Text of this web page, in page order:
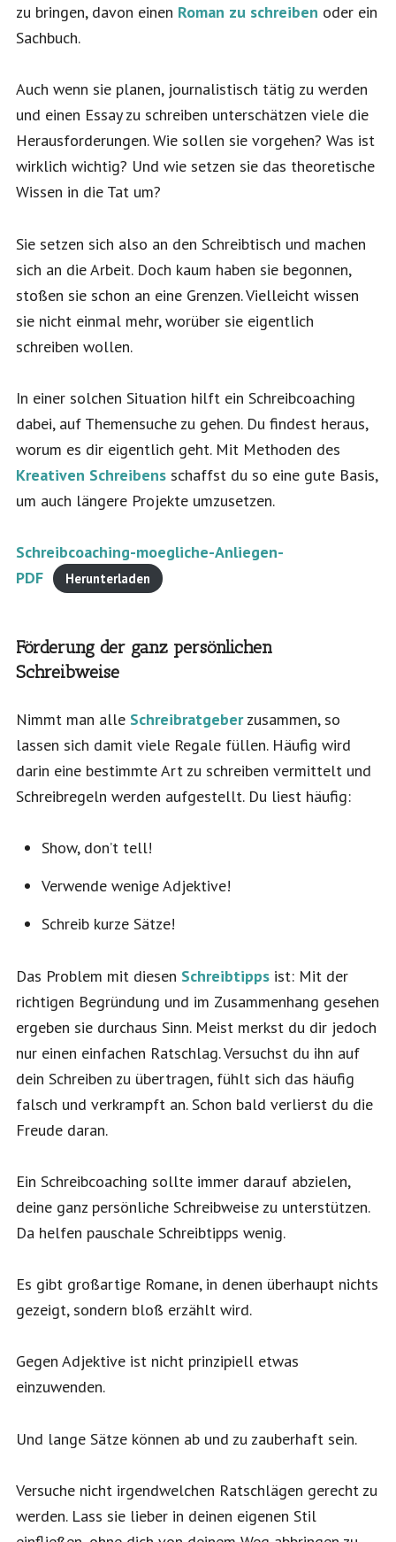
zu bringen, davon einen Roman zu schreiben oder ein
Sachbuch.
Auch wenn sie planen, journalistisch tätig zu werden
und einen Essay zu schreiben unterschätzen viele die
Herausforderungen. Wie sollen sie vorgehen? Was ist
wirklich wichtig? Und wie setzen sie das theoretische
Wissen in die Tat um?
Sie setzen sich also an den Schreibtisch und machen
sich an die Arbeit. Doch kaum haben sie begonnen,
stoßen sie schon an eine Grenzen. Vielleicht wissen
sie nicht einmal mehr, worüber sie eigentlich
schreiben wollen.
In einer solchen Situation hilft ein Schreibcoaching
dabei, auf Themensuche zu gehen. Du findest heraus,
worum es dir eigentlich geht. Mit Methoden des
Kreativen Schreibensschaffst du so eine gute Basis,
um auch längere Projekte umzusetzen.
Schreibcoaching-moegliche-Anliegen-
PDF
Herunterladen
Förderung der ganz persönlichen
Schreibweise
Nimmt man alle Schreibratgeberzusammen, so
lassen sich damit viele Regale füllen. Häufig wird
darin eine bestimmte Art zu schreiben vermittelt und
Schreibregeln werden aufgestellt. Du liest häufig:
Show, don’t tell!
Verwende wenige Adjektive!
Schreib kurze Sätze!
Das Problem mit diesen Schreibtippsist: Mit der
richtigen Begründung und im Zusammenhang gesehen
ergeben sie durchaus Sinn. Meist merkst du dir jedoch
nur einen einfachen Ratschlag. Versuchst du ihn auf
dein Schreiben zu übertragen, fühlt sich das häufig
falsch und verkrampft an. Schon bald verlierst du die
Freude daran.
Ein Schreibcoaching sollte immer darauf abzielen,
deine ganz persönliche Schreibweise zu unterstützen.
Da helfen pauschale Schreibtipps wenig.
Es gibt großartige Romane, in denen überhaupt nichts
gezeigt, sondern bloß erzählt wird.
Gegen Adjektive ist nicht prinzipiell etwas
einzuwenden.
Und lange Sätze können ab und zu zauberhaft sein.
Versuche nicht irgendwelchen Ratschlägen gerecht zu
werden. Lass sie lieber in deinen eigenen Stil